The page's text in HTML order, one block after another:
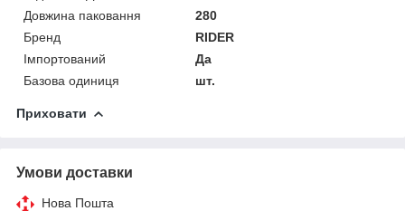
Довжина паковання
280
Бренд
RIDER
Імпортований
Да
Базова одиниця
шт.
Приховати
Умови доставки
Нова Пошта